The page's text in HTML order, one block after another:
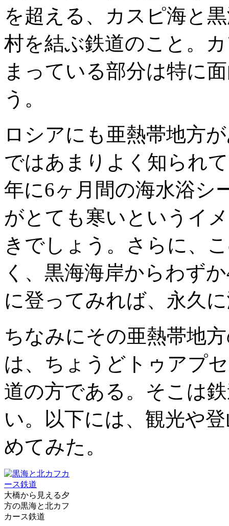
を超える、カスピ海と
村を結ぶ鉄道のこと。
まっている部分は特に
う。
ロシアにも亜熱帯地方
ではあまりよく知られ
年に6ヶ月間の海水浴シ
がとても寒いというイ
きでしょう。さらに、
く、黒海海岸からわず
に登ってみれば、永久
ちなみにその亜熱帯地
は、ちょうどトゥアプ
道の方である。そこは
い。以下には、観光や
めてみた。
大橋から見える夕
方の黒海と北カフ
カース鉄道